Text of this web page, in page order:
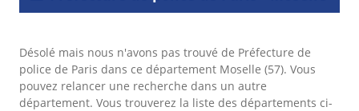
Désolé mais nous n'avons pas trouvé de Préfecture de
police de Paris dans ce département Moselle (57). Vous
pouvez relancer une recherche dans un autre
département. Vous trouverez la liste des départements ci-